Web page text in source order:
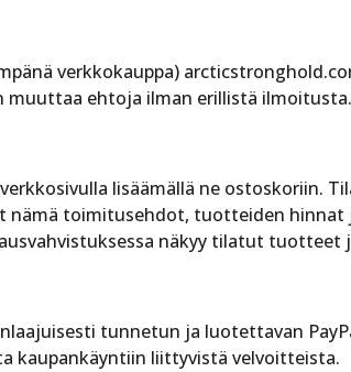
verkkokauppa)
muuttaa ehtoja ilman erillistä
lisäämällä ne ostoskoriin.
nämä toimitusehdot, tuotteiden
näkyy tilatut tuotteet
tunnetun ja luotettavan
kaupankäyntiin liittyvistä velvoitteista.